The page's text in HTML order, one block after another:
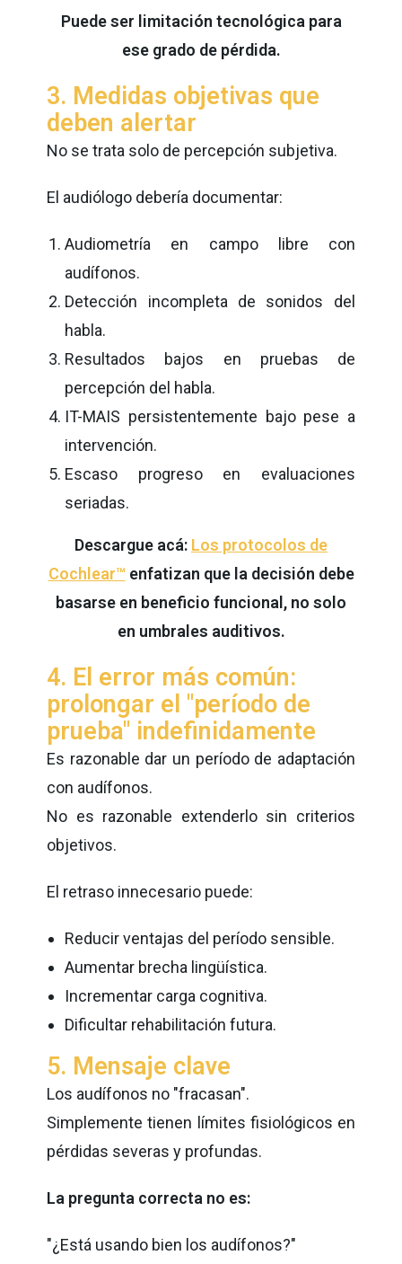
Puede ser limitación tecnológica para
ese grado de pérdida.
3. Medidas objetivas que
deben alertar
No se trata solo de percepción subjetiva.
El audiólogo debería documentar:
Audiometría en campo libre con
audífonos.
Detección incompleta de sonidos del
habla.
Resultados bajos en pruebas de
percepción del habla.
IT-MAIS persistentemente bajo pese a
intervención.
Escaso progreso en evaluaciones
seriadas.
Descargue acá: Los protocolos de
Cochlear™ enfatizan que la decisión debe
basarse en beneficio funcional, no solo
en umbrales auditivos.
4. El error más común:
prolongar el "período de
prueba" indefinidamente
Es razonable dar un período de adaptación
con audífonos.
No es razonable extenderlo sin criterios
objetivos.
El retraso innecesario puede:
Reducir ventajas del período sensible.
Aumentar brecha lingüística.
Incrementar carga cognitiva.
Dificultar rehabilitación futura.
5. Mensaje clave
Los audífonos no "fracasan".
Simplemente tienen límites fisiológicos en
pérdidas severas y profundas.
La pregunta correcta no es:
"¿Está usando bien los audífonos?"